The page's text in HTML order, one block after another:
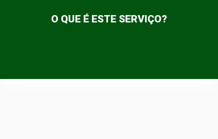
O QUE É ESTE SERVIÇO?